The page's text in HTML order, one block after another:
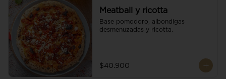
Meatball y ricotta
Base pomodoro, albondigas
desmenuzadas y ricotta.
$40.900